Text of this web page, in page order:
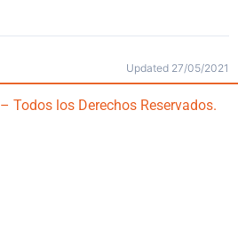
Updated 27/05/2021
– Todos los Derechos Reservados.